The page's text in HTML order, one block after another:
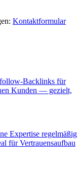
Kontaktformular
Backlinks für
Kunden — gezielt,
Expertise regelmäßig
für Vertrauensaufbau